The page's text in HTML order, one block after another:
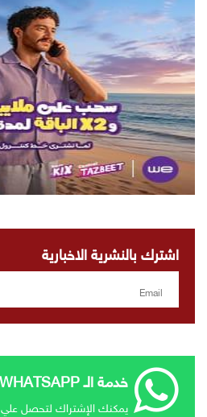
اشترك بالنشرية الاخبارية
خدمة الـ WHATSAPP
يمكنك الإشتراك لتحصل علي